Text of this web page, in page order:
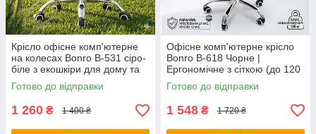
Крісло офісне комп'ютерне
на колесах Bonro B-531 сіро-
біле з екошкіри для дому та
офісу
Готово до відправки
1 260 ₴ 1 400 ₴
Офісне комп'ютерне крісло
Bonro B-618 Чорне |
Ергономічне з сіткою (до 120
кг)
Готово до відправки
1 548 ₴ 1 720 ₴